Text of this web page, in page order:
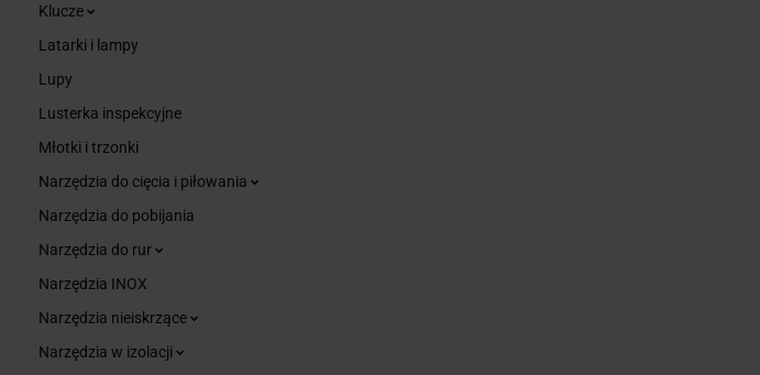
Klucze
Latarki i lampy
Lupy
Lusterka inspekcyjne
Młotki i trzonki
Narzędzia do cięcia i piłowania
Narzędzia do pobijania
Narzędzia do rur
Narzędzia INOX
Narzędzia nieiskrzące
Narzędzia w izolacji